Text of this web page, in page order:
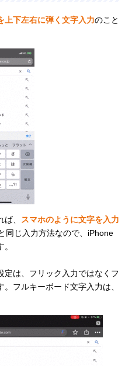
上下左右に弾く文字入力のこと
、
スマホのように文字を入力
同じ入力方法なので、iPhone
定は、フリック入力ではなくフ
フルキーボード文字入力は、